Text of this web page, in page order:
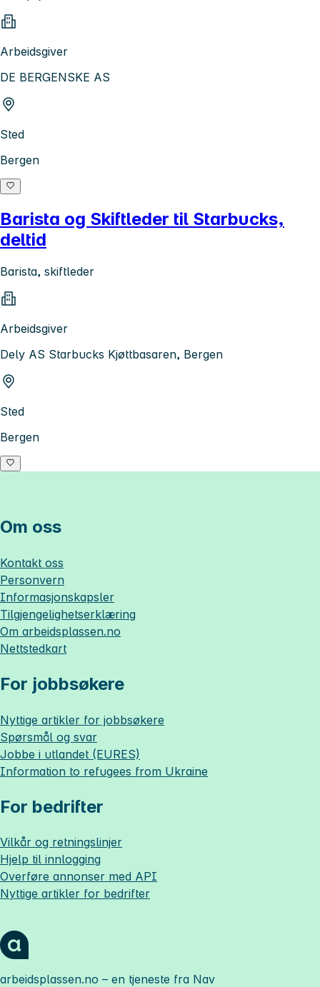
Arbeidsgiver
DE BERGENSKE AS
Sted
Bergen
Barista og Skiftleder til Starbucks,
deltid
Barista, skiftleder
Arbeidsgiver
Dely AS Starbucks Kjøttbasaren, Bergen
Sted
Bergen
Om oss
Kontakt oss
Personvern
Informasjonskapsler
Tilgjengelighetserklæring
Om arbeidsplassen.no
Nettstedkart
For jobbsøkere
Nyttige artikler for jobbsøkere
Spørsmål og svar
Jobbe i utlandet (EURES)
Information to refugees from Ukraine
For bedrifter
Vilkår og retningslinjer
Hjelp til innlogging
Overføre annonser med API
Nyttige artikler for bedrifter
arbeidsplassen.no – en tjeneste fra Nav